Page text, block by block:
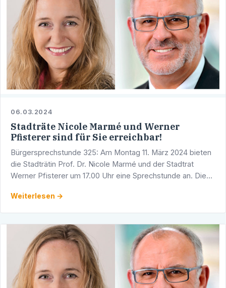
06.03.2024
Stadträte Nicole Marmé und Werner
Pfisterer sind für Sie erreichbar!
Bürgersprechstunde 325: Am Montag 11. März 2024 bieten
die Stadträtin Prof. Dr. Nicole Marmé und der Stadtrat
Werner Pfisterer um 17.00 Uhr eine Sprechstunde an. Diese
Weiterlesen →